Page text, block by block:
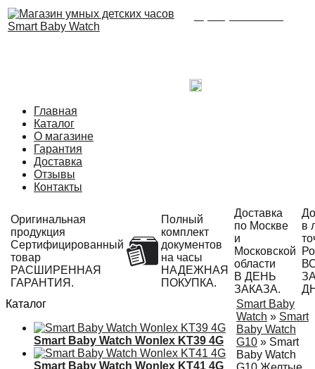
Главная
Каталог
О магазине
Гарантия
Доставка
Отзывы
Контакты
Оригинальная
продукция
Сертифицированный
товар
РАСШИРЕННАЯ
ГАРАНТИЯ.
Полный
комплект
документов
на часы
НАДЕЖНАЯ
ПОКУПКА.
Доставка
по Москве
и
Московской
области
В ДЕНЬ
ЗАКАЗА.
в
Каталог
Smart Baby Watch Wonlex KT39 4G
Smart Baby Watch Wonlex KT41 4G
Smart Baby
Watch » Smart
Baby Watch
G10 » Smart
Baby Watch